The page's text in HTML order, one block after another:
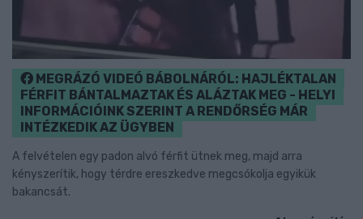
MEGRÁZÓ VIDEÓ BÁBOLNÁRÓL: HAJLÉKTALAN
FÉRFIT BÁNTALMAZTAK ÉS ALÁZTAK MEG - HELYI
INFORMÁCIÓINK SZERINT A RENDŐRSÉG MÁR
INTÉZKEDIK AZ ÜGYBEN
A felvételen egy padon alvó férfit ütnek meg, majd arra
kényszerítik, hogy térdre ereszkedve megcsókolja egyikük
bakancsát.